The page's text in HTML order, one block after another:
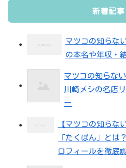
新着記事
マツコの知らな
の本名や年収・
マツコの知らな
川崎メシの名店
ー
【マツコの知らな
「たくぽん」とは
ロフィールを徹底